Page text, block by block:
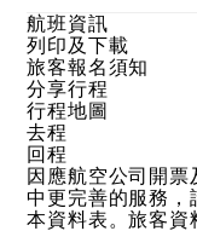
航班資訊
列印及下載
旅客報名須知
分享行程
行程地圖
去程
回程
因應航空公司開
中更完善的服務，
本資料表。旅客資